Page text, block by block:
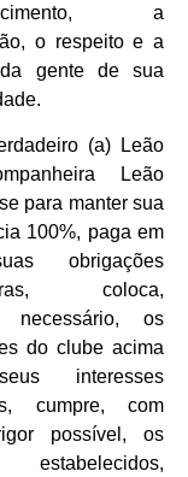
a
o respeito e a
gente de sua
(a) Leão
Leão
para manter sua
100%, paga em
obrigações
coloca,
necessário, os
do clube acima
interesses
cumpre, com
possível, os
estabelecidos,